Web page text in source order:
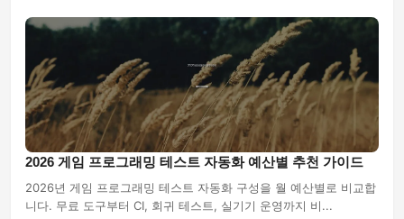
2026 게임 프로그래밍 테스트 자동화 예산별 추천 가이드
2026년 게임 프로그래밍 테스트 자동화 구성을 월 예산별로 비교합
니다. 무료 도구부터 CI, 회귀 테스트, 실기기 운영까지 비...